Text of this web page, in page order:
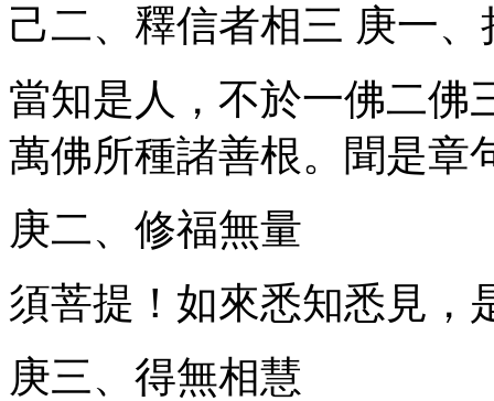
己二、釋信者相三 庚一
當知是人，不於一佛二佛
萬佛所種諸善根。聞是章
庚二、修福無量
須菩提！如來悉知悉見，
庚三、得無相慧